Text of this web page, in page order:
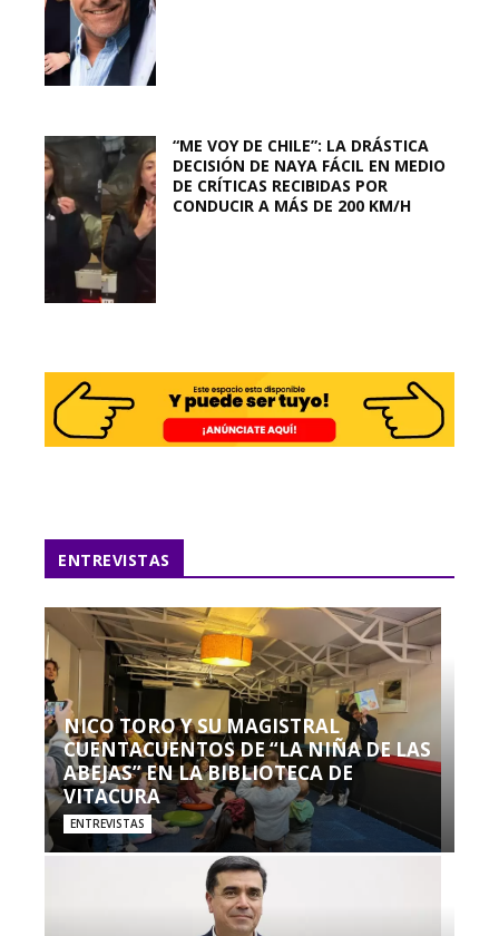
“ME VOY DE CHILE”: LA DRÁSTICA
DECISIÓN DE NAYA FÁCIL EN MEDIO
DE CRÍTICAS RECIBIDAS POR
CONDUCIR A MÁS DE 200 KM/H
ENTREVISTAS
NICO TORO Y SU MAGISTRAL
CUENTACUENTOS DE “LA NIÑA DE LAS
ABEJAS” EN LA BIBLIOTECA DE
VITACURA
ENTREVISTAS